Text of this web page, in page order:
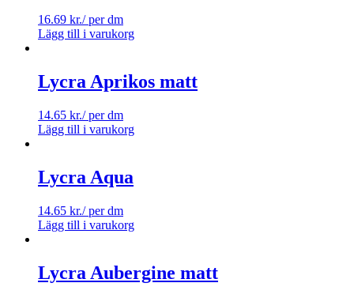
16.69 kr./ per dm
Lägg till i varukorg
Lycra Aprikos matt
14.65 kr./ per dm
Lägg till i varukorg
Lycra Aqua
14.65 kr./ per dm
Lägg till i varukorg
Lycra Aubergine matt